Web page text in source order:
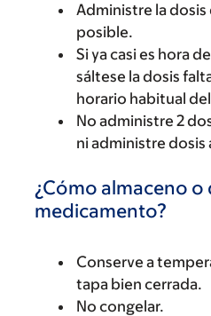
Administre la
posible.
Si ya casi es hora
sáltese la dosis
horario habitual
No administre 2
ni administre dosis
¿Cómo almaceno o
medicamento?
Conserve a
tapa bien cerrada.
No congelar.